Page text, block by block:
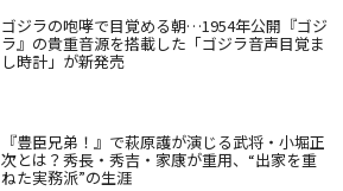
ゴジラの咆哮で目覚める朝…1954年公開『ゴジ
ラ』の貴重音源を搭載した「ゴジラ音声目覚ま
し時計」が新発売
『豊臣兄弟！』で萩原護が演じる武将・小堀正
次とは？秀長・秀吉・家康が重用、“出家を重
ねた実務派”の生涯